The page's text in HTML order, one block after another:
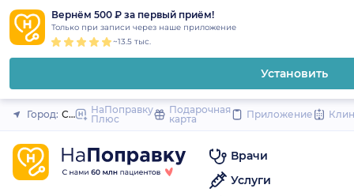
Вернём 500 ₽ за первый приём!
Только при записи через наше приложение
~13.5 тыс.
Установить
Закрыть
Город: Санкт-Петербург
НаПоправку
Плюс
Подарочная
карта
Приложение
Врачи
Услуги